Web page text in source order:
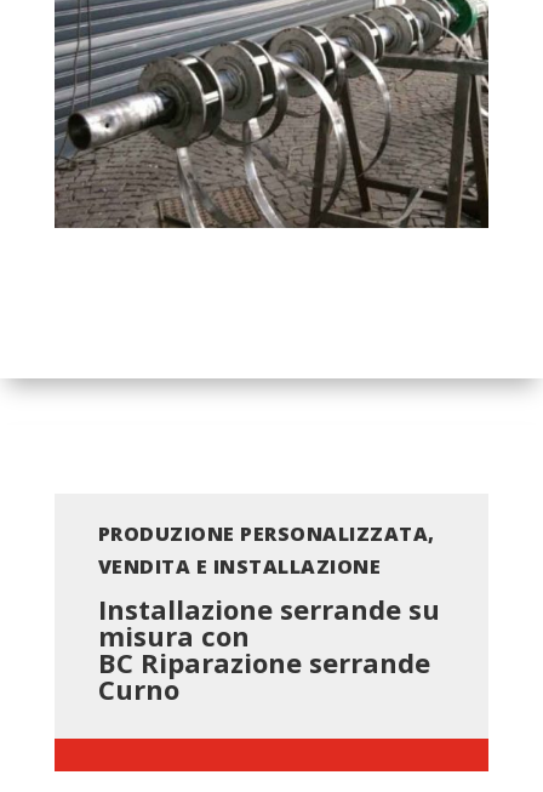
PRODUZIONE PERSONALIZZATA,
VENDITA E INSTALLAZIONE
Installazione serrande su
misura con
BC Riparazione serrande
Curno